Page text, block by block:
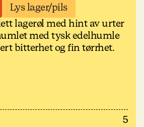
Lys lager/pils
lagerøl med hint av urter
med tysk edelhumle
bitterhet og fin tørrhet.
5